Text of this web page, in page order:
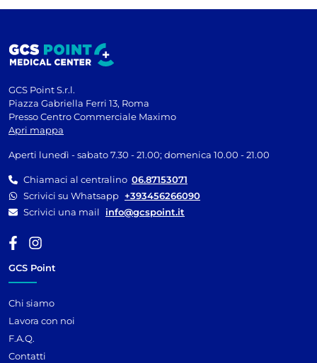
GCS Point S.r.l.
Piazza Gabriella Ferri 13, Roma
Presso Centro Commerciale Maximo
Apri mappa
Aperti lunedì - sabato 7.30 - 21.00; domenica 10.00 - 21.00
Chiamaci al centralino 06.87153071
Scrivici su Whatsapp +393456266090
Scrivici una mail
info@gcspoint.it
GCS Point
Chi siamo
Lavora con noi
F.A.Q.
Contatti